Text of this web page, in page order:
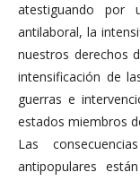
atestiguando por
antilaboral, la
nuestros derechos
intensificación de
guerras e
estados miembros
Las
antipopulares